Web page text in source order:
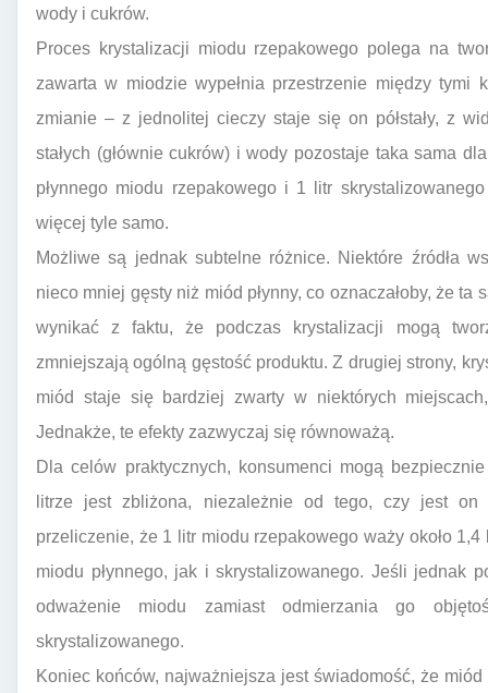
wody i cukrów.
Proces krystalizacji miodu rzepakowego polega na
zawarta w miodzie wypełnia przestrzenie między tymi
zmianie – z jednolitej cieczy staje się on półstały, z
stałych (głównie cukrów) i wody pozostaje taka sama
płynnego miodu rzepakowego i 1 litr
więcej tyle samo.
Możliwe są jednak subtelne różnice. Niektóre źródła
nieco mniej gęsty niż miód płynny, co oznaczałoby, że
wynikać z faktu, że podczas krystalizacji mogą
zmniejszają ogólną gęstość produktu. Z drugiej strony,
miód staje się bardziej zwarty w niektórych
Jednakże, te efekty zazwyczaj się równoważą.
Dla celów praktycznych, konsumenci mogą
litrze jest zbliżona, niezależnie od tego, czy jest on
przeliczenie, że 1 litr miodu rzepakowego waży około
miodu płynnego, jak i skrystalizowanego. Jeśli jednak
odważenie miodu zamiast odmierzania go
skrystalizowanego.
Koniec końców, najważniejsza jest świadomość, że